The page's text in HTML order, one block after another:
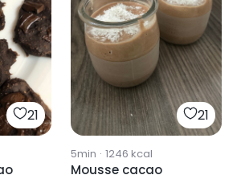
21 21
5min · 1246 kcal
Mousse cacao